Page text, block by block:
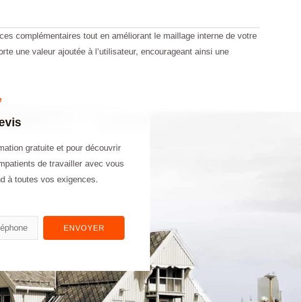
complémentaires tout en améliorant le maillage interne de votre
une valeur ajoutée à l’utilisateur, encourageant ainsi une
gratuite et pour découvrir
de travailler avec vous
à toutes vos exigences.
ENVOYER